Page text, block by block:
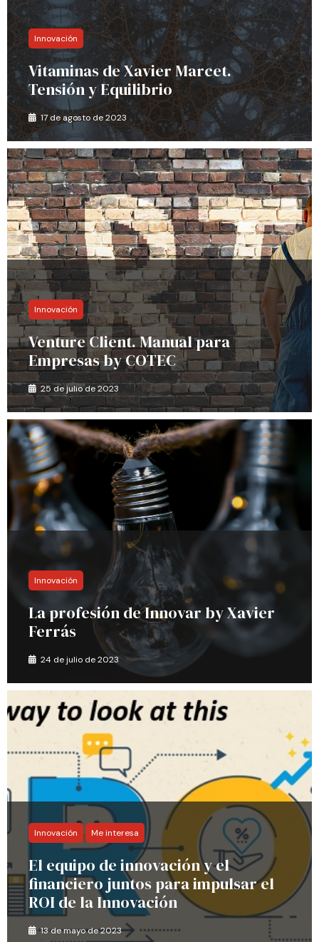
Innovación
Vitaminas de Xavier Marcet.
Tensión y Equilibrio
17 de agosto de 2023
Innovación
Venture Client. Manual para
Empresas by COTEC
25 de julio de 2023
Innovación
La profesión de Innovar by Xavier
Ferrás
24 de julio de 2023
Innovación Me interesa
El equipo de innovación y el
financiero juntos para impulsar el
ROI de la Innovación
13 de mayo de 2023